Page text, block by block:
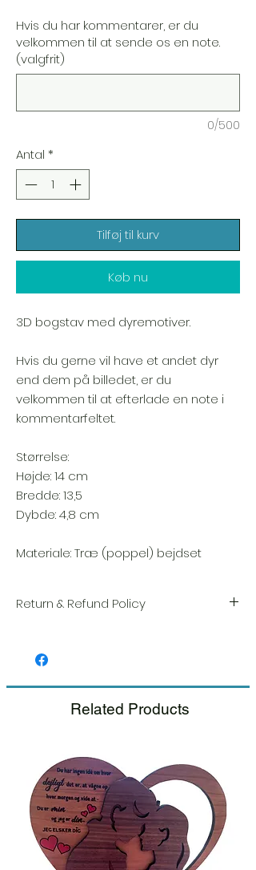
Hvis du har kommentarer, er du
velkommen til at sende os en note.
(valgfrit)
0/500
Antal *
Tilføj til kurv
Køb nu
3D bogstav med dyremotiver.
Hvis du gerne vil have et andet dyr
end dem på billedet, er du
velkommen til at efterlade en note i
kommentarfeltet.
Størrelse:
Højde: 14 cm
Bredde: 13,5
Dybde: 4,8 cm
Materiale: Træ (poppel) bejdset
Return & Refund Policy
vores højeste prioritet, og vi inspicerer altid
Hvis du bemærker nogen skade, når du
billede, så sørger vi for en hurtig
udskiftning.Se venligst vores retur- og
tilbagebetalingspolitik.
Related Products